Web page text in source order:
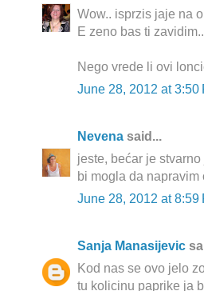
Wow.. isprzis jaje na
E zeno bas ti zavidim..
Nego vrede li ovi
June 28, 2012 at 3:50
Nevena said...
jeste, bećar je
bi mogla da
June 28, 2012 at 8:59
Sanja Manasijevic
Kod nas se ovo jelo
tu kolicinu paprike ja